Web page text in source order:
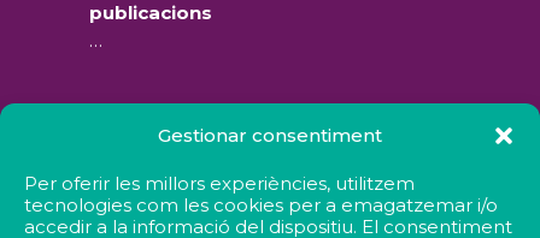
Gestionar consentiment
Per oferir les millors experiències, utilitzem
tecnologies com les cookies per a emagatzemar i/o
accedir a la informació del dispositiu. El consentiment
publicacions
…